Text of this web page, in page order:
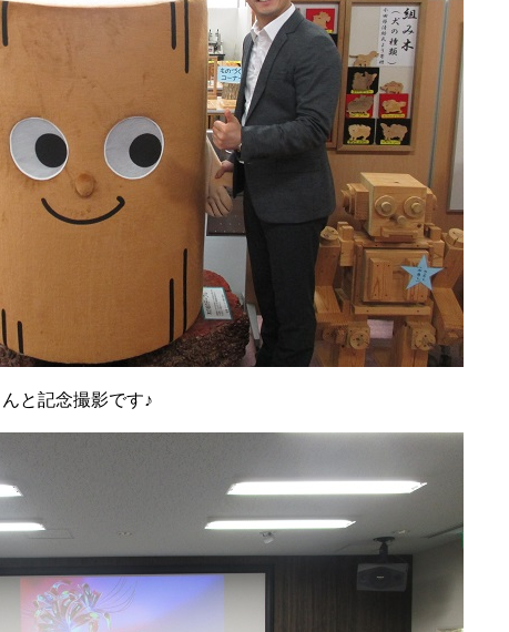
と記念撮影です♪